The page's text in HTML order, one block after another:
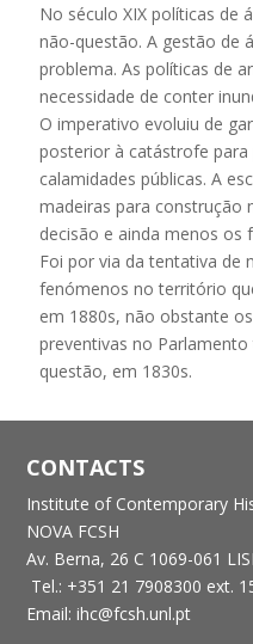
No século XIX políticas de
não-questão. A gestão de
problema. As políticas de
necessidade de conter
O imperativo evoluiu de
posterior à catástrofe
calamidades públicas. A
madeiras para construção
decisão e ainda menos os
Foi por via da tentativa de
fenómenos no território
em 1880s, não obstante
preventivas no
questão, em 1830s.
CONTACTS
Institute of Contemporary
NOVA FCSH
Av. Berna, 26 C 1069-061
Tel.: +351 21 7908300 ext.
Email: ihc@fcsh.unl.pt